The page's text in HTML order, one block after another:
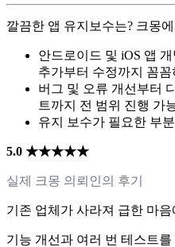
깔끔한 앱 유지보수는? 크몽
안드로이드 및 iOS 앱
추가부터 수정까지 꼼꼼
버그 및 오류 개선부터
트까지 전 범위 진행 가
유지 보수가 필요한 부
5.0 ★★★★★
실제 크몽 의뢰인의 후기
기존 업체가 사라져 급한 마음
기능 개선과 여러 번 테스트를